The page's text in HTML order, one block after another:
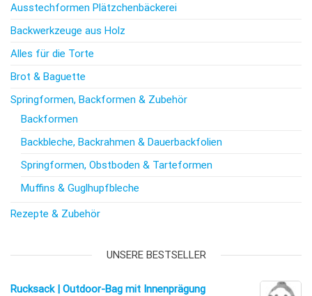
Ausstechformen Plätzchenbäckerei
Backwerkzeuge aus Holz
Alles für die Torte
Brot & Baguette
Springformen, Backformen & Zubehör
Backformen
Backbleche, Backrahmen & Dauerbackfolien
Springformen, Obstboden & Tarteformen
Muffins & Guglhupfbleche
Rezepte & Zubehör
UNSERE BESTSELLER
Rucksack | Outdoor-Bag mit Innenprägung